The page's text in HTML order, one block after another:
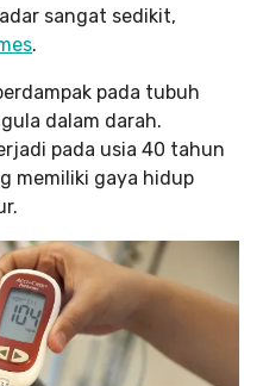
sangat sedikit,
.
pada tubuh
dalam darah.
pada usia 40 tahun
memiliki gaya hidup